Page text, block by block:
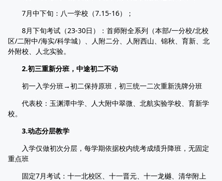
7月中下旬：八一学校（7.15-16）；
8月下旬考试（23-30日）：首师附全系列（本部/一分校/北校
区/二附中/海实/科学城）、人附二分、人附西山、锦秋、育新、北
外附校、人北实验。
2.初三重新分班，中途初二不动
初一入学分班→初二保持原班，初三统一二次重新洗牌分班
代表校：玉渊潭中学、人大附中翠微、北航实验学校、育新学
校。
3.动态分层教学
入学仅做初次分层，每学期依据校内统考成绩升降班，无固定
重点班
固定7月考试：十一北校区、十一晋元、十一龙樾、清华附上